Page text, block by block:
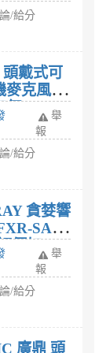
/給分
戴式可
麥克風耳
?
舉
報
/給分
貪婪響
SAU-
價如
舉
報
/給分
廣鼎 頭